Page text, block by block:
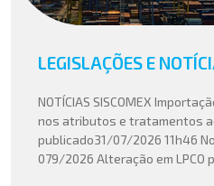
LEGISLAÇÕES E
NOTÍCIAS SISCOMEX
nos atributos e tratamentos
publicado31/07/2026 11h46
079/2026 Alteração em LPCO